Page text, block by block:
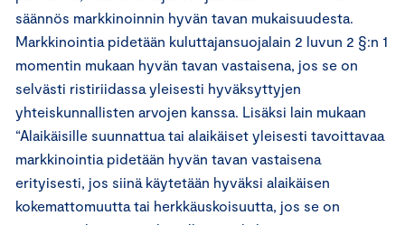
säännös markkinoinnin hyvän tavan mukaisuudesta.
Markkinointia pidetään kuluttajansuojalain 2 luvun 2 §:n 1
momentin mukaan hyvän tavan vastaisena, jos se on
selvästi ristiriidassa yleisesti hyväksyttyjen
yhteiskunnallisten arvojen kanssa. Lisäksi lain mukaan
“Alaikäisille suunnattua tai alaikäiset yleisesti tavoittavaa
markkinointia pidetään hyvän tavan vastaisena
erityisesti, jos siinä käytetään hyväksi alaikäisen
kokemattomuutta tai herkkäuskoisuutta, jos se on